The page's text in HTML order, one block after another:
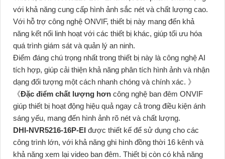
với khả năng cung cấp hình ảnh sắc nét và chất lượng cao.
Với hỗ trợ công nghệ ONVIF, thiết bị này mang đến khả
năng kết nối linh hoạt với các thiết bị khác, giúp tối ưu hóa
quá trình giám sát và quản lý an ninh.
Điểm đáng chú trọng nhất trong thiết bị này là công nghệ AI
tích hợp, giúp cải thiện khả năng phân tích hình ảnh và nhận
dạng đối tượng một cách nhanh chóng và chính xác. 》
《Đặc điểm chất lượng hơn công nghệ ban đêm ONVIF
giúp thiết bị hoạt động hiệu quả ngay cả trong điều kiện ánh
sáng yếu, mang đến hình ảnh rõ nét và chất lượng.
DHI-NVR5216-16P-EI được thiết kế để sử dụng cho các
công trình lớn, với khả năng ghi hình đồng thời 16 kênh và
khả năng xem lại video ban đêm. Thiết bị còn có khả năng